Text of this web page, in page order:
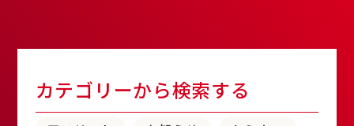
カテゴリーから検索する